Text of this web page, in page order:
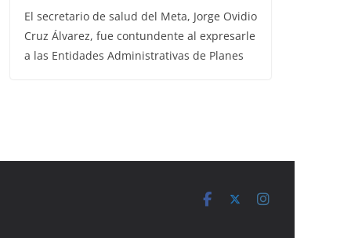
El secretario de salud del Meta, Jorge Ovidio
Cruz Álvarez, fue contundente al expresarle
a las Entidades Administrativas de Planes